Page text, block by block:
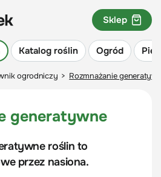
Katalog roślin Ogród
Sklep
ogrodniczy > Rozmnażanie
generatywne
roślin to
przez nasiona.